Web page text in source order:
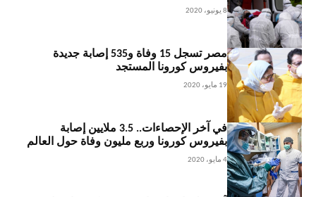
8 يونيو، 2020
مصر تسجل 15 وفاة و535 إصابة جديدة
بفيروس كورونا المستجد
19 مايو، 2020
في آخر الإحصاءات.. 3.5 ملايين إصابة
بفيروس كورونا وربع مليون وفاة حول العالم
4 مايو، 2020